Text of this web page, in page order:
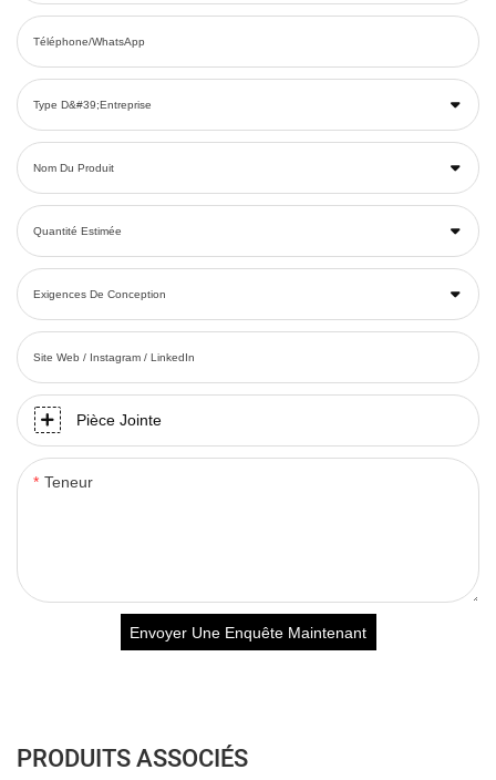
Téléphone/WhatsApp
Type D&#39;entreprise
Nom Du Produit
Quantité Estimée
Exigences De Conception
Site Web / Instagram / LinkedIn
Pièce Jointe
Teneur
Envoyer Une Enquête Maintenant
PRODUITS ASSOCIÉS